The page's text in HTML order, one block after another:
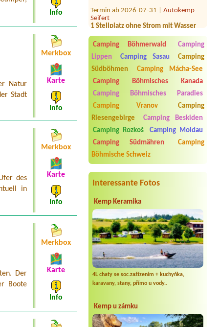
Seifert
1 Stellplatz ohne Strom mit Wasser
Nové Mlýny
2x 4L chatka (spolu 4 osoby) + 2 auta
Termin ab 2026-08-05 |
Kemp Březový
Háj
2B Bungalow, 1 Erwachsener + 1 Kind
Termin ab 2026-07-27 |Stellplatz
Rozkoš
Termin ab 2026-08-03 |EUROCAMP
BARBORA
1x Stellplatz mit Stromanschluss
Camping Böhmerwald
Camping
Lippen
Camping Sasau
Camping
Südböhmen
Camping Mácha-See
Camping Böhmisches Kanada
Camping Böhmisches Paradies
Camping Vranov
Camping
Riesengebirge
Camping Beskiden
Camping Rozkoš
Camping Moldau
Camping Südmähren
Camping
Böhmische Schweiz
Interessante Fotos
Kemp Keramika
4L chaty se soc.zažízením + kuchyňka,
karavany, stany, přímo u vody..
Kemp u zámku
Info
Natur
Stadt
Merkbox
Karte
Info
des
in
Merkbox
Karte
Info
Der
Boote
Merkbox
Karte
Info